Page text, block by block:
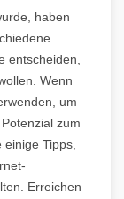
haben
entscheiden,
Wenn
um
zum
Tipps,
Erreichen